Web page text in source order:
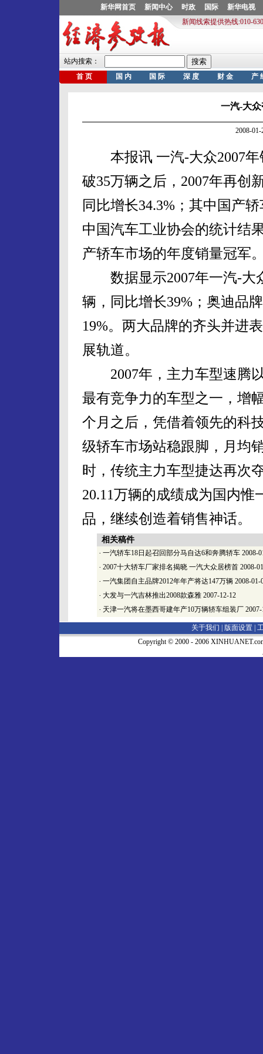
一汽-大
2008-
本报讯 一汽-大众2007年
破35万辆之后，2007年再创
同比增长34.3%；其中国产
中国汽车工业协会的统计结
产轿车市场的年度销量冠军
数据显示2007年一汽-大
辆，同比增长39%；奥迪品
19%。两大品牌的齐头并进
展轨道。
2007年，主力车型速腾以
最有竞争力的车型之一，增
个月之后，凭借着领先的科
级轿车市场站稳跟脚，月均
时，传统主力车型捷达再次
20.11万辆的成绩成为国内
品，继续创造着销售神话。
相关稿件
· 一汽轿车18日起召回部分马自达6和奔腾轿车 2008-
· 2007十大轿车厂家排名揭晓 一汽大众居榜首 2008-
· 一汽集团自主品牌2012年年产将达147万辆 2008-01-
· 大发与一汽吉林推出2008款森雅 2007-12-12
· 天津一汽将在墨西哥建年产10万辆轿车组装厂
关于我们 | 版面设置
Copyright © 2000 - 2006